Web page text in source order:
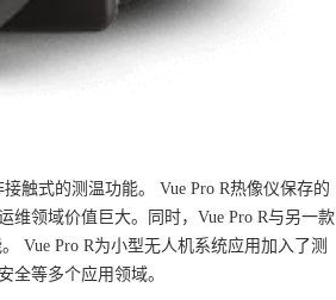
触式的测温功能。 Vue Pro R热像仪保存的
领域价值巨大。同时，Vue Pro R与另一款
Vue Pro R为小型无人机系统应用加入了测
全等多个应用领域。